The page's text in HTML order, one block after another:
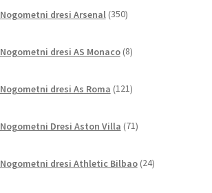
Nogometni dresi Arsenal 350izdelkov
Nogometni dresi AS Monaco 8izdelkov
Nogometni dresi As Roma 121izdelkov
Nogometni Dresi Aston Villa 71izdelkov
Nogometni dresi Athletic Bilbao 24izdelkov